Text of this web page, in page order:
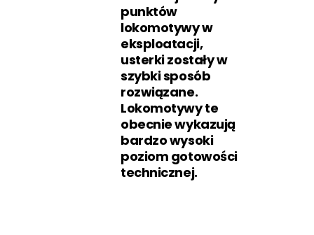
punktów
lokomotywy w
eksploatacji,
usterki zostały w
szybki sposób
rozwiązane.
Lokomotywy te
obecnie wykazują
bardzo wysoki
poziom gotowości
technicznej.